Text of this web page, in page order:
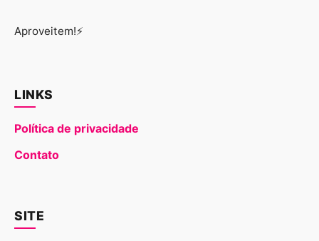
Aproveitem!⚡
LINKS
Política de privacidade
Contato
SITE